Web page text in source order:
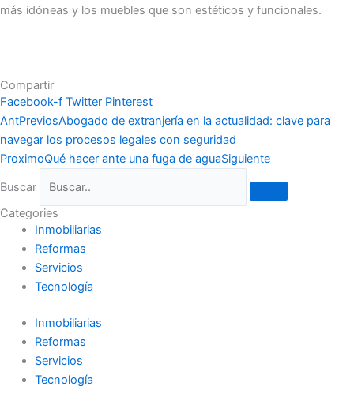
más idóneas y los muebles que son estéticos y funcionales.
Compartir
Facebook-f Twitter Pinterest
AntPreviosAbogado de extranjería en la actualidad: clave para
navegar los procesos legales con seguridad
ProximoQué hacer ante una fuga de aguaSiguiente
Buscar
Categories
Inmobiliarias
Reformas
Servicios
Tecnología
Inmobiliarias
Reformas
Servicios
Tecnología